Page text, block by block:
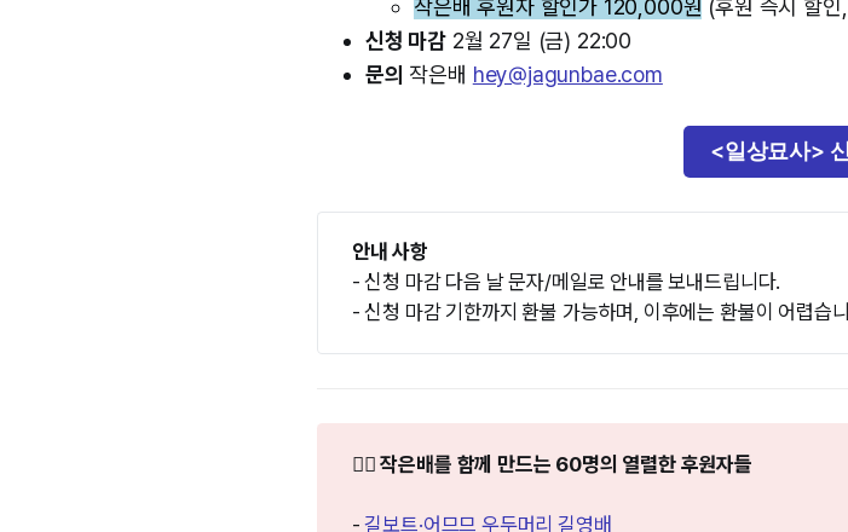
작은배 후원자 할인가 120,000원 (후원 즉시 할
신청 마감 2월 27일 (금) 22:00
문의 작은배 hey@jagunbae.com
<일상묘사>
안내 사항
- 신청 마감 다음 날 문자/메일로 안내를 보내드립니다.
- 신청 마감 기한까지 환불 가능하며, 이후에는 환불이 어렵습
❤️‍🔥 작은배를 함께 만드는 60명의 열렬한 후원자들
-길보트·어므므 우두머리 길영배